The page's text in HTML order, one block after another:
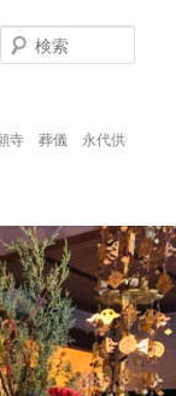
寺 葬儀 永代供
索